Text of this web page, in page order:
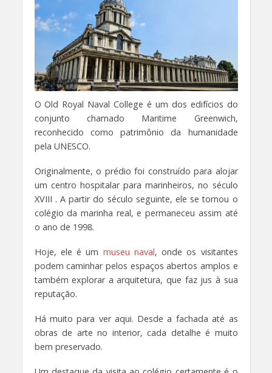
O Old Royal Naval College é um dos edifícios do
conjunto chamado Maritime Greenwich,
reconhecido como patrimônio da humanidade
pela UNESCO.
Originalmente, o prédio foi construído para alojar
um centro hospitalar para marinheiros, no século
XVIII . A partir do século seguinte, ele se tornou o
colégio da marinha real, e permaneceu assim até
o ano de 1998.
Hoje, ele é um museu naval, onde os visitantes
podem caminhar pelos espaços abertos amplos e
também explorar a arquitetura, que faz jus à sua
reputação.
Há muito para ver aqui. Desde a fachada até as
obras de arte no interior, cada detalhe é muito
bem preservado.